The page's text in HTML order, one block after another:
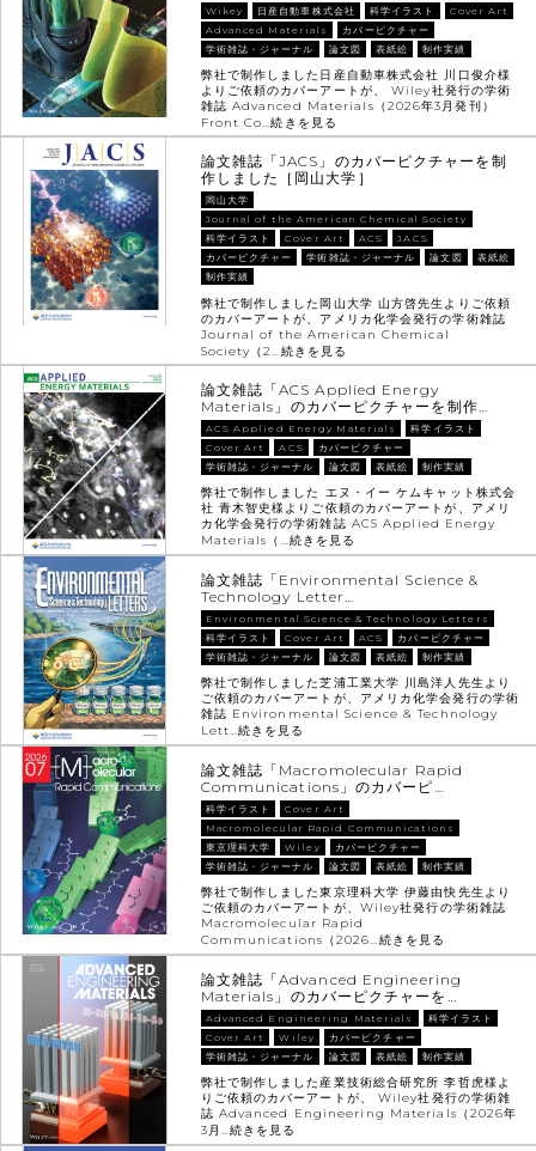
Wikey 日産自動車株式会社 科学イラスト
Cover Art
Advanced Materials
カバーピクチャー
学術雑誌・ジャーナル
論文図 表紙絵 制作実績
弊社で制作しました日産自動車株式会社 川口俊介様
よりご依頼のカバーアートが、 Wiley社発行の学術
雑誌 Advanced Materials（2026年3月発刊）
Front Co…続きを見る
論文雑誌「JACS」のカバーピクチャーを制
作しました［岡山大学］
岡山大学
Journal of the American Chemical Society
科学イラスト
Cover Art ACS
JACS
カバーピクチャー
学術雑誌・ジャーナル 論文図
表紙絵
制作実績
弊社で制作しました岡山大学 山方啓先生よりご依頼
のカバーアートが、アメリカ化学会発行の学術雑誌
Journal of the American Chemical
Society（2…続きを見る
論文雑誌「ACS Applied Energy
Materials」のカバーピクチャーを制作…
ACS Applied Energy Materials
科学イラスト
Cover Art
ACS
カバーピクチャー
学術雑誌・ジャーナル
論文図 表紙絵 制作実績
弊社で制作しました エヌ・イー ケムキャット株式会
社 青木智史様よりご依頼のカバーアートが、アメリ
カ化学会発行の学術雑誌 ACS Applied Energy
Materials（…続きを見る
論文雑誌「Environmental Science &
Technology Letter…
Environmental Science & Technology Letters
科学イラスト
Cover Art ACS
カバーピクチャー
学術雑誌・ジャーナル
論文図 表紙絵 制作実績
弊社で制作しました芝浦工業大学 川島洋人先生より
ご依頼のカバーアートが、アメリカ化学会発行の学術
雑誌 Environmental Science & Technology
Lett…続きを見る
論文雑誌「Macromolecular Rapid
Communications」のカバーピ…
科学イラスト
Cover Art
Macromolecular Rapid Communications
東京理科大学
Wiley
カバーピクチャー
学術雑誌・ジャーナル
論文図 表紙絵 制作実績
弊社で制作しました東京理科大学 伊藤由快先生より
ご依頼のカバーアートが、Wiley社発行の学術雑誌
Macromolecular Rapid
Communications（2026…続きを見る
論文雑誌「Advanced Engineering
Materials」のカバーピクチャーを…
Advanced Engineering Materials
科学イラスト
Cover Art
Wiley
カバーピクチャー
学術雑誌・ジャーナル
論文図 表紙絵 制作実績
弊社で制作しました産業技術総合研究所 李哲虎様よ
りご依頼のカバーアートが、 Wiley社発行の学術雑
誌 Advanced Engineering Materials（2026年
3月…続きを見る